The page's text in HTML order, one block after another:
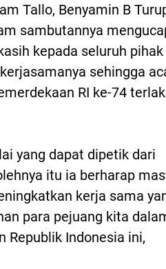
Tallo, Benyamin B
sambutannya
kepada seluruh
sehingga
RI ke-74
yang dapat dipetik dari
itu ia berharap
kerja sama
para pejuang kita
Republik Indonesia ini,